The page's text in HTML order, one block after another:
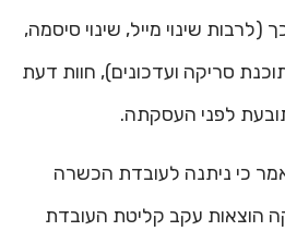
שינוי מייל, שינוי סיסמה,
סריקה ועדכונים), חוות דעת
לפני העסקתה.
כי ניתנה לעובדת הכשרה
הוצאות עקב קליטת העובדת